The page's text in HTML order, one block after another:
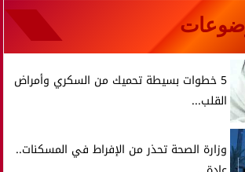
5 خطوات بسيطة تحميك من السكري وأمراض
القلب...
وزارة الصحة تحذر من الإفراط في المسكنات..